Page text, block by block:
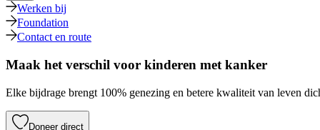
Werken bij
Foundation
Contact en route
Maak het verschil voor kinderen met kanker
Elke bijdrage brengt 100% genezing en betere kwaliteit van leven
Doneer direct